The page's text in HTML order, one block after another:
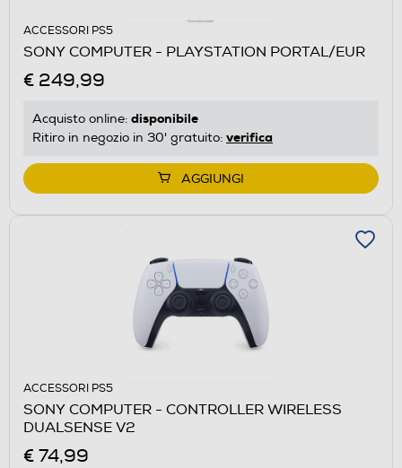
ACCESSORI PS5
SONY COMPUTER - PLAYSTATION PORTAL/EUR
€ 249,99
Acquisto online: disponibile
Ritiro in negozio in 30' gratuito: verifica
AGGIUNGI
ACCESSORI PS5
SONY COMPUTER - CONTROLLER WIRELESS
DUALSENSE V2
€ 74,99